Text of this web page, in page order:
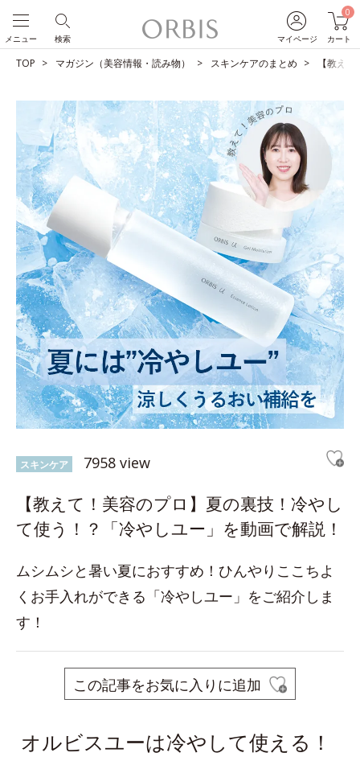
マイページ
0
カート
検索
メニュー
TOP マガジン（美容情報・読み物） スキンケアのまとめ 【教え
スキンケア 7958 view
【教えて！美容のプロ】夏の裏技！冷やし
て使う！？「冷やしユー」を動画で解説！
ムシムシと暑い夏におすすめ！ひんやりここちよ
くお手入れができる「冷やしユー」をご紹介しま
す！
この記事をお気に入りに追加
オルビスユーは冷やして使える！